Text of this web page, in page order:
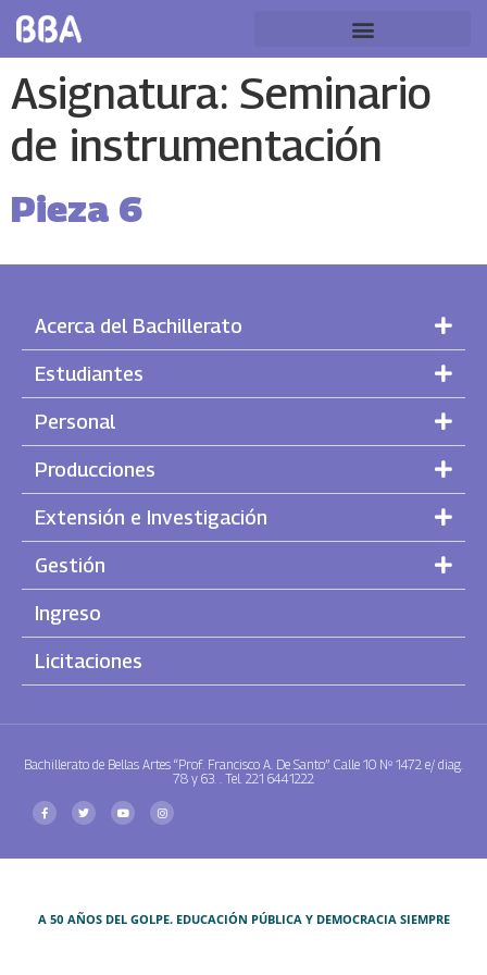
Asignatura: Seminario
de instrumentación
Pieza 6
Acerca del Bachillerato
Estudiantes
Personal
Producciones
Extensión e Investigación
Gestión
Ingreso
Licitaciones
Bachillerato de Bellas Artes “Prof. Francisco A. De Santo”. Calle 10 Nº 1472 e/ diag.
78 y 63. . Tel. 221 6441222
A 50 AÑOS DEL GOLPE. EDUCACIÓN PÚBLICA Y DEMOCRACIA SIEMPRE